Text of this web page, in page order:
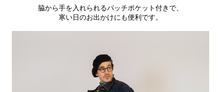
脇から手を入れられるパッチポケット付きで、
寒い日のお出かけにも便利です。